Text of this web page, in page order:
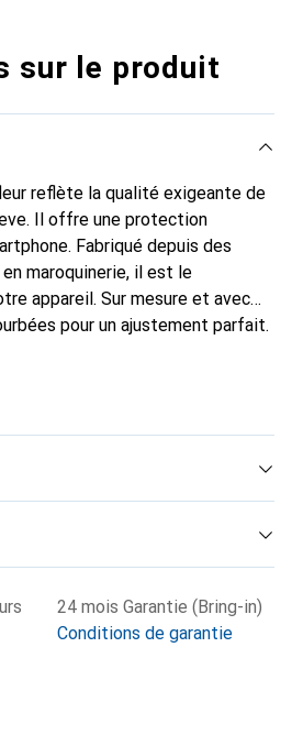
sur le produit
reflète la qualité exigeante de
Il offre une protection
Fabriqué depuis des
maroquinerie, il est le
appareil. Sur mesure et avec
pour un ajustement parfait.
est reconnue
choix pour le client
24 mois Garantie (Bring-in)
Conditions de garantie